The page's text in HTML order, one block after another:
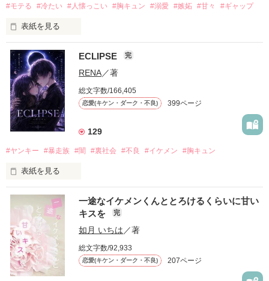
#モテる #冷たい #人懐っこい #胸キュン #溺愛 #嫉妬 #甘々 #ギャップ
表紙を見る
「好きだったから、別れを選んだ。」
モテる人を好きになるのが怖かった。
だから私は、中学時代に大好きだった彼を自分から振った。
もう会うことはないと思っていたのに、
高校生になって再会した彼は、隣の学校で”王子様”と呼ばれる
他の女の子には冷たいのに
私にだけ昔と変わらない笑顔を向けてくる。
「澪ちゃん。」
それは止まっていた恋が再び動き始める合図──。
✨.ﾟ･*..☆.｡.:*✨.☆.｡.:. *:ﾟ✨.ﾟ･*..☆.｡.:*✨
ECLIPSE 完
RENA／著
総文字数/166,405
恋愛(キケン・ダーク・不良) 399ページ
129
#ヤンキー #暴走族 #闇 #裏社会 #不良 #イケメン #胸キュン
表紙を見る
表紙画像はAIです
作品を読む
一途なイケメンくんととろけるくらいに甘い
キスを
完
如月 いちは ／著
総文字数/92,933
恋愛(キケン・ダーク・不良) 207ページ